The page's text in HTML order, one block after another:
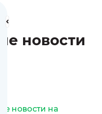
новости
новости на